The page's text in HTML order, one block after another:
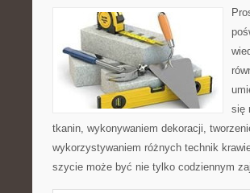
się
tkanin, wykonywaniem dekoracji,
wykorzystywaniem różnych technik
szycie może być nie tylko codziennym